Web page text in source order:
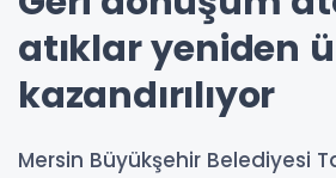
atıklar yeniden
kazandırılıyor
Mersin Büyükşehir Belediyesi